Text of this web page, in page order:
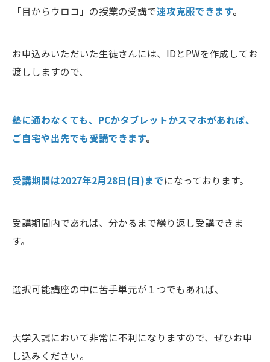
「目からウロコ」の授業の受講で速攻克服できます。
お申込みいただいた生徒さんには、IDとPWを作成してお
渡ししますので、
塾に通わなくても、PCかタブレットかスマホがあれば、
ご自宅や出先でも受講できます。
受講期間は2027年2月28日(日)までになっております。
受講期間内であれば、分かるまで繰り返し受講できま
す。
選択可能講座の中に苦手単元が１つでもあれば、
大学入試において非常に不利になりますので、ぜひお申
し込みください。